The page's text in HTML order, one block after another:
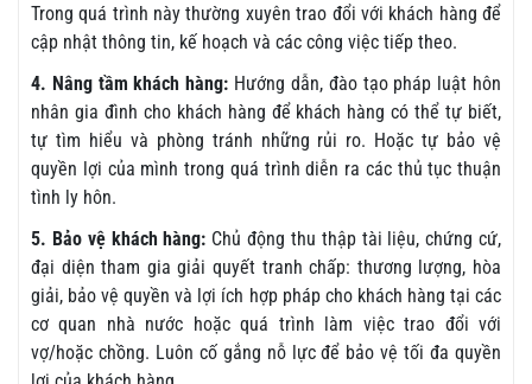
Trong quá trình này thường xuyên trao đổi với khách hàng để
cập nhật thông tin, kế hoạch và các công việc tiếp theo.
4. Nâng tầm khách hàng: Hướng dẫn, đào tạo pháp luật hôn
nhân gia đình cho khách hàng để khách hàng có thể tự biết,
tự tìm hiểu và phòng tránh những rủi ro. Hoặc tự bảo vệ
quyền lợi của mình trong quá trình diễn ra các thủ tục thuận
tình ly hôn.
5. Bảo vệ khách hàng: Chủ động thu thập tài liệu, chứng cứ,
đại diện tham gia giải quyết tranh chấp: thương lượng, hòa
giải, bảo vệ quyền và lợi ích hợp pháp cho khách hàng tại các
cơ quan nhà nước hoặc quá trình làm việc trao đổi với
vợ/hoặc chồng. Luôn cố gắng nỗ lực để bảo vệ tối đa quyền